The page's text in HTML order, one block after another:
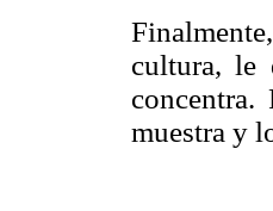
cultura, le
muestra y